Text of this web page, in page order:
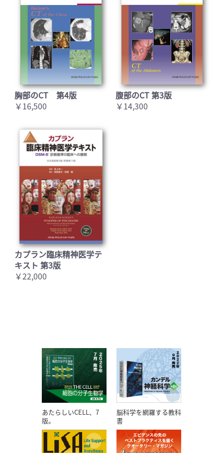
胸部のCT 第4版
￥16,500
腹部のCT 第3版
￥14,300
カプラン臨床精神医学テ
キスト 第3版
￥22,000
あたらしいCELL、7
版。
脳科学を網羅する教科
書